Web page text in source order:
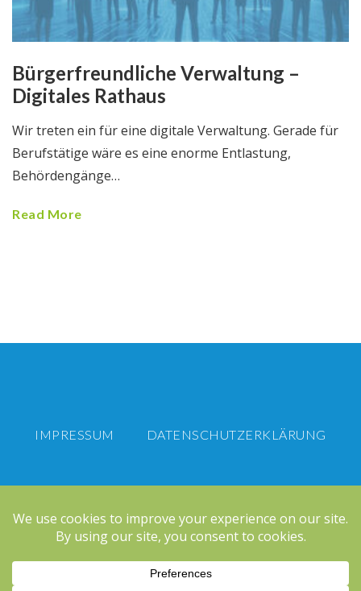
Bürgerfreundliche Verwaltung –
Digitales Rathaus
Wir treten ein für eine digitale Verwaltung. Gerade für
Berufstätige wäre es eine enorme Entlastung,
Behördengänge…
Read More
IMPRESSUM DATENSCHUTZERKLÄRUNG